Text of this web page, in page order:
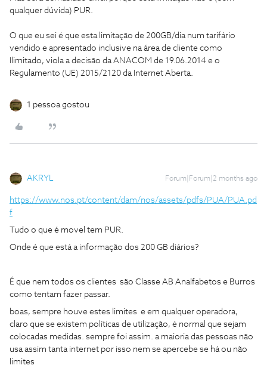
qualquer dúvida) PUR.
O que eu sei é que esta limitação de 200GB/dia num tarifário
vendido e apresentado inclusive na área de cliente como
Ilimitado, viola a decisão da ANACOM de 19.06.2014 e o
Regulamento (UE) 2015/2120 da Internet Aberta.
1 pessoa gostou
AKRYL Forum|Forum|2 months ago
https://www.nos.pt/content/dam/nos/assets/pdfs/PUA/PUA.pd
f
Tudo o que é movel tem PUR.
Onde é que está a informação dos 200 GB diários?
É que nem todos os clientes são Classe AB Analfabetos e Burros
como tentam fazer passar.
boas, sempre houve estes limites e em qualquer operadora,
claro que se existem políticas de utilização, é normal que sejam
colocadas medidas. sempre foi assim. a maioria das pessoas não
usa assim tanta internet por isso nem se apercebe se há ou não
limites